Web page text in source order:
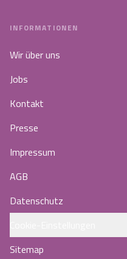
INFORMATIONEN
Wir über uns
Jobs
Kontakt
Presse
Impressum
AGB
Datenschutz
Sitemap